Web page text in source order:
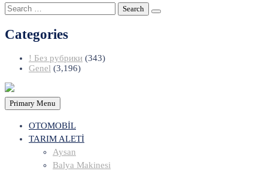
Search
for:
Categories
! Без рубрики (343)
Genel (3,196)
Primary Menu
OTOMOBİL
TARIM ALETİ
Aysan
Balya Makinesi